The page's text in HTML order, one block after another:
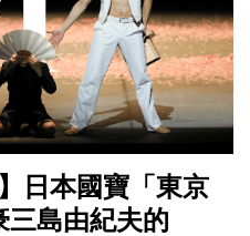
日本國寶「東京
三島由紀夫的